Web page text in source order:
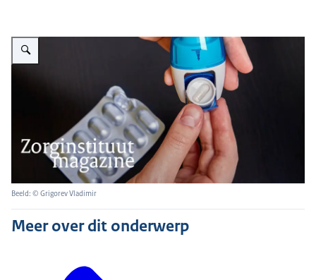
Vergroot afbeelding De foto toont een inhalator met medicatie voor astma.
Beeld: © Grigorev Vladimir
Meer over dit onderwerp